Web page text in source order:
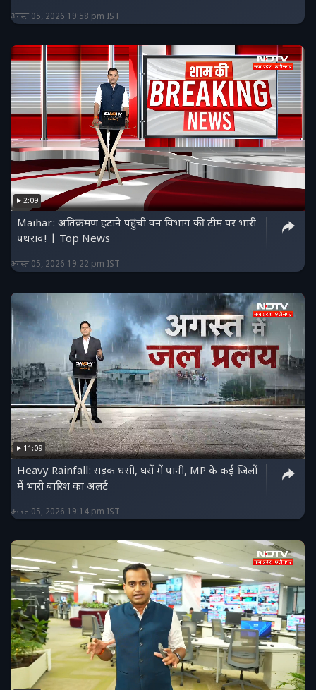
अगस्त 05, 2026 19:58 pm IST
2:09
Maihar: अतिक्रमण हटाने पहुंची वन विभाग की टीम पर भारी
पथराव! | Top News
अगस्त 05, 2026 19:22 pm IST
11:09
Heavy Rainfall: सड़क धंसी, घरों में पानी, MP के कई जिलों
में भारी बारिश का अलर्ट
अगस्त 05, 2026 19:14 pm IST